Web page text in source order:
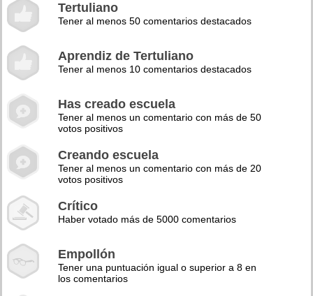
Tertuliano
Tener al menos 50 comentarios destacados
Aprendiz de Tertuliano
Tener al menos 10 comentarios destacados
Has creado escuela
Tener al menos un comentario con más de 50
votos positivos
Creando escuela
Tener al menos un comentario con más de 20
votos positivos
Crítico
Haber votado más de 5000 comentarios
Empollón
Tener una puntuación igual o superior a 8 en
los comentarios